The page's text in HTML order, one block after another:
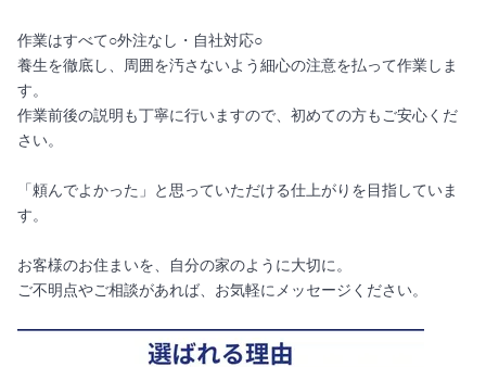
作業はすべて○外注なし・自社対応○
養生を徹底し、周囲を汚さないよう細心の注意を払って作業しま
す。
作業前後の説明も丁寧に行いますので、初めての方もご安心くだ
さい。
「頼んでよかった」と思っていただける仕上がりを目指していま
す。
お客様のお住まいを、自分の家のように大切に。
ご不明点やご相談があれば、お気軽にメッセージください。